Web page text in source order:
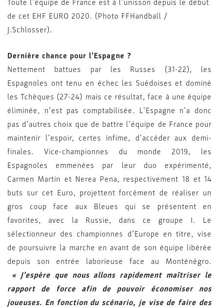
Toute l’équipe de France est à l’unisson depuis le début
de cet EHF EURO 2020. (Photo FFHandball /
J.Schlosser).
Dernière chance pour l’Espagne ?
Nettement battues par les Russes (31-22), les
Espagnoles ont tenu en échec les Suédoises et dominé
les Tchèques (27-24) mais ce résultat, face à une équipe
éliminée, n’est pas comptabilisée. L’Espagne n’a donc
pas d’autres choix que de battre l’équipe de France pour
maintenir l’espoir, certes infime, d’accéder aux demi-
finales. Vice-championnes du monde 2019, les
Espagnoles emmenées par leur duo expérimenté,
Carmen Martin et Nerea Pena, respectivement 18 et 14
buts sur cet Euro, projettent forcément de réaliser un
gros coup face aux Bleues qui se présentent en
favorites, avec la Russie, dans ce groupe I. Le
sélectionneur des championnes d’Europe en titre, vise
de poursuivre la marche en avant de son équipe libérée
depuis son entrée laborieuse face au Monténégro.
« J’espère que nous allons rapidement maîtriser le
rapport de force afin de pouvoir économiser nos
joueuses. En fonction du scénario, je vise de faire des